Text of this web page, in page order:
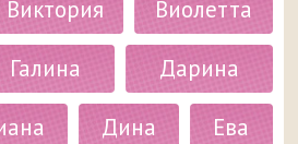
Виктория
Виолетта
Галина
Дарина
Дина
Ева